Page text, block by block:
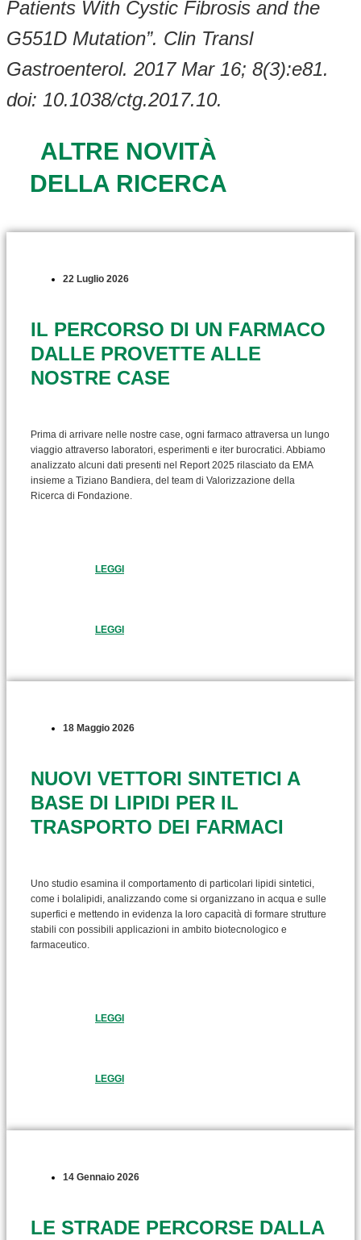
Patients With Cystic Fibrosis and the
G551D Mutation”. Clin Transl
Gastroenterol. 2017 Mar 16; 8(3):e81.
doi: 10.1038/ctg.2017.10.
ALTRE NOVITÀ
DELLA RICERCA
22 Luglio 2026
IL PERCORSO DI UN FARMACO
DALLE PROVETTE ALLE
NOSTRE CASE
Prima di arrivare nelle nostre case, ogni farmaco attraversa un lungo
viaggio attraverso laboratori, esperimenti e iter burocratici. Abbiamo
analizzato alcuni dati presenti nel Report 2025 rilasciato da EMA
insieme a Tiziano Bandiera, del team di Valorizzazione della
Ricerca di Fondazione.
LEGGI
LEGGI
18 Maggio 2026
NUOVI VETTORI SINTETICI A
BASE DI LIPIDI PER IL
TRASPORTO DEI FARMACI
Uno studio esamina il comportamento di particolari lipidi sintetici,
come i bolalipidi, analizzando come si organizzano in acqua e sulle
superfici e mettendo in evidenza la loro capacità di formare strutture
stabili con possibili applicazioni in ambito biotecnologico e
farmaceutico.
LEGGI
LEGGI
14 Gennaio 2026
LE STRADE PERCORSE DALLA